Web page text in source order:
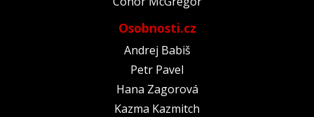
Osobnosti.cz
Andrej Babiš
Petr Pavel
Hana Zagorová
Kazma Kazmitch